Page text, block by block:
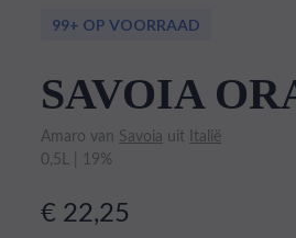
99+ OP VOORRAAD
SAVOIA
Amaro van Savoia uit Italië
0,5L | 19%
€ 22,25